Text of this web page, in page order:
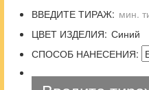
ВВЕДИТЕ ТИРАЖ:
ЦВЕТ ИЗДЕЛИЯ:
СПОСОБ НАНЕСЕНИЯ: